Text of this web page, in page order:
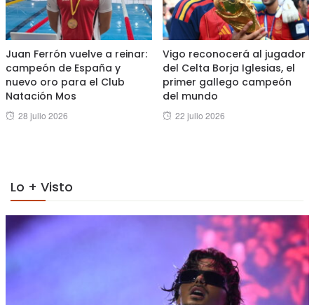
Juan Ferrón vuelve a reinar:
campeón de España y
nuevo oro para el Club
Natación Mos
Posted
28 julio 2026
Vigo reconocerá al jugador
del Celta Borja Iglesias, el
primer gallego campeón
del mundo
Posted
22 julio 2026
Lo + Visto